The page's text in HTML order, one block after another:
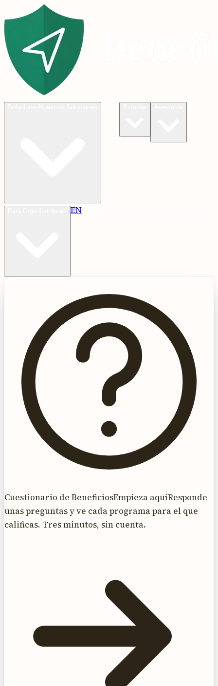
EN
Cuestionario de BeneficiosEmpieza aquíResponde
unas preguntas y ve cada programa para el que
calificas. Tres minutos, sin cuenta.